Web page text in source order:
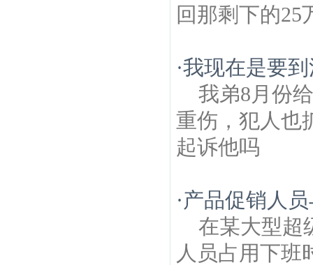
回那剩下的25
·我现在是要
我弟8月份
重伤，犯人也
起诉他吗
·产品促销人
在某大型超
人员占用下班